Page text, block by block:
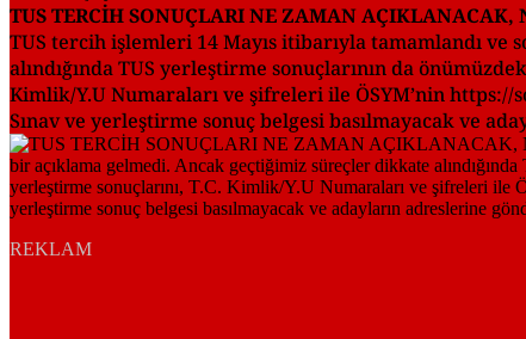
TUS TERCİH SONUÇLARI NE ZAMAN AÇIKLANACAK,
TUS tercih işlemleri 14 Mayıs itibarıyla tamamlandı
alındığında TUS yerleştirme sonuçlarının da
Kimlik/Y.U Numaraları ve şifreleri ile ÖSYM’nin
Sınav ve yerleştirme sonuç belgesi basılmayacak ve
REKLAM